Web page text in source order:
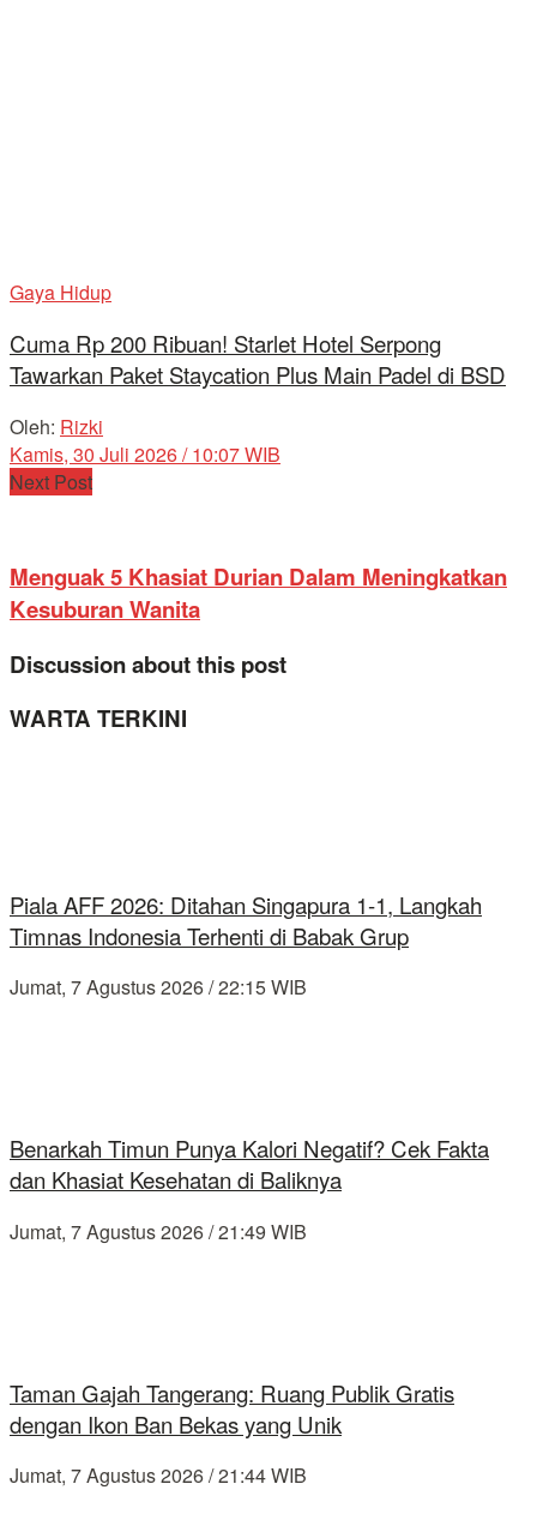
Gaya Hidup
Cuma Rp 200 Ribuan! Starlet Hotel Serpong
Tawarkan Paket Staycation Plus Main Padel di BSD
Oleh: Rizki
Kamis, 30 Juli 2026 / 10:07 WIB
Next Post
Menguak 5 Khasiat Durian Dalam Meningkatkan
Kesuburan Wanita
Discussion about this post
WARTA TERKINI
Piala AFF 2026: Ditahan Singapura 1-1, Langkah
Timnas Indonesia Terhenti di Babak Grup
Jumat, 7 Agustus 2026 / 22:15 WIB
Benarkah Timun Punya Kalori Negatif? Cek Fakta
dan Khasiat Kesehatan di Baliknya
Jumat, 7 Agustus 2026 / 21:49 WIB
Taman Gajah Tangerang: Ruang Publik Gratis
dengan Ikon Ban Bekas yang Unik
Jumat, 7 Agustus 2026 / 21:44 WIB